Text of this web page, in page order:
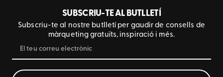
SUBSCRIU-TE AL BUTLLETÍ
Subscriu-te al nostre butlletí per gaudir de consells de
màrqueting gratuïts, inspiració i més.